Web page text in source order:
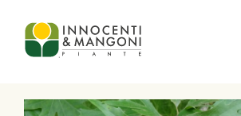
Skip to main content